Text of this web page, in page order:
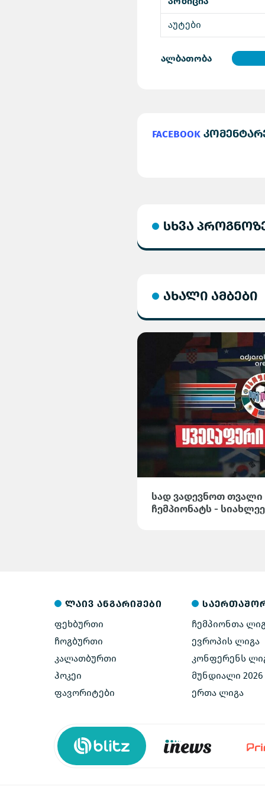
აუტები
ალბათობა
Facebook
სხვა
ახალი ამბები
სად ვადევნოთ
ჩემპიონატს -
ლაივ ანგარიშები
ფეხბურთი
ჩოგბურთი
კალათბურთი
ჰოკეი
ფავორიტები
ჩემპიონთა
ევროპის ლიგა
კონფერენს
მუნდიალი 2026
ერთა ლიგა